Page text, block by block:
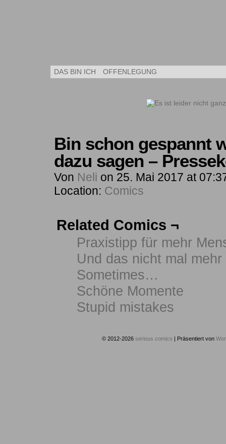
DAS BIN ICH OFFENLEGUNG
Bin schon gespannt
dazu sagen –
Von Neli on 25. Mai 2017 at
Location: Comics
Related Comics ¬
Praxistipp für mehr
Und das nicht mal
Sometimes…
Schöne Momente
Stupid mistakes
© 2012-2026 serious comics | Präsentiert von